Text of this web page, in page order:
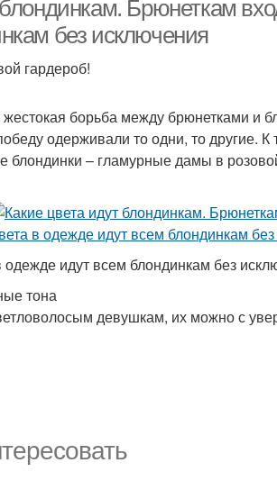
Брюнеткам
без исключения
гардероб!
борьба между брюнетками и
одерживали то одни, то другие.
блондинки – гламурные дамы в
одежде идут всем блондинкам без
тона
девушкам, их можно с